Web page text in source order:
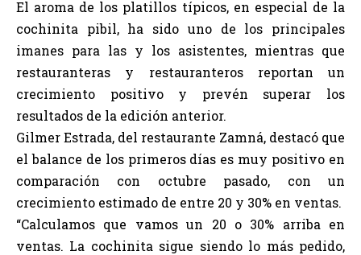
El aroma de los platillos típicos, en especial de la
cochinita pibil, ha sido uno de los principales
imanes para las y los asistentes, mientras que
restauranteras y restauranteros reportan un
crecimiento positivo y prevén superar los
resultados de la edición anterior.
Gilmer Estrada, del restaurante Zamná, destacó que
el balance de los primeros días es muy positivo en
comparación con octubre pasado, con un
crecimiento estimado de entre 20 y 30% en ventas.
“Calculamos que vamos un 20 o 30% arriba en
ventas. La cochinita sigue siendo lo más pedido,